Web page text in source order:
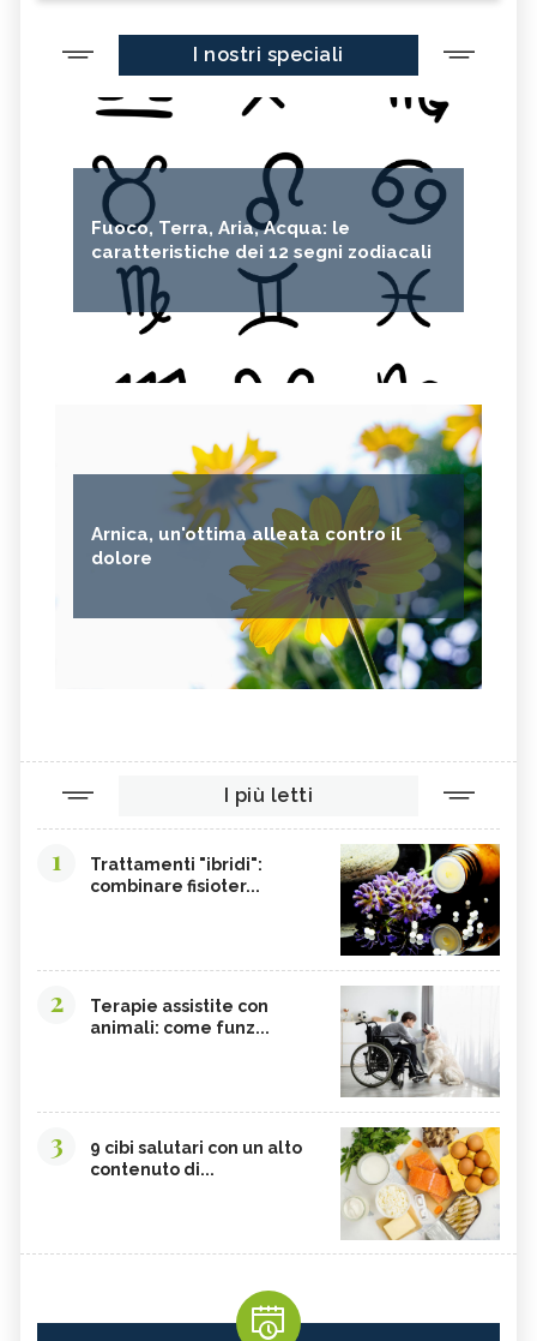
I nostri speciali
Fuoco, Terra, Aria, Acqua: le
caratteristiche dei 12 segni zodiacali
Arnica, un'ottima alleata contro il
dolore
I più letti
1
Trattamenti "ibridi":
combinare fisioter...
2
Terapie assistite con
animali: come funz...
3
9 cibi salutari con un alto
contenuto di...